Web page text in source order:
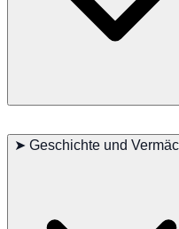
und Spielzeit gedeckt werden.
unerlässlich, um ihre
Nebenprobleme: Allergien,
➤ Geschichte und